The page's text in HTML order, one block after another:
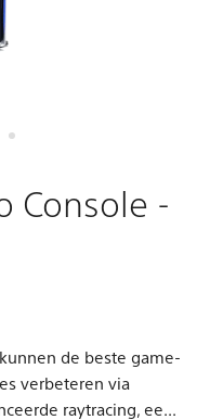
Console -
de beste game-
verbeteren via
raytracing, ee...